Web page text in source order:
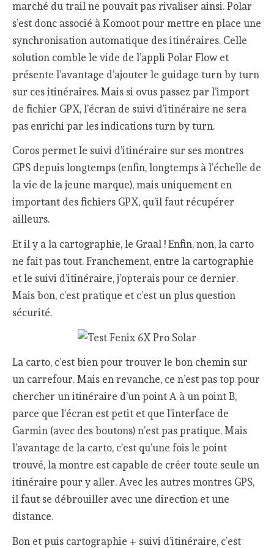
marché du trail ne pouvait pas rivaliser ainsi. Polar
s’est donc associé à Komoot pour mettre en place une
synchronisation automatique des itinéraires. Celle
solution comble le vide de l’appli Polar Flow et
présente l’avantage d’ajouter le guidage turn by turn
sur ces itinéraires. Mais si ovus passez par l’import
de fichier GPX, l’écran de suivi d’itinéraire ne sera
pas enrichi par les indications turn by turn.
Coros permet le suivi d’itinéraire sur ses montres
GPS depuis longtemps (enfin, longtemps à l’échelle de
la vie de la jeune marque), mais uniquement en
important des fichiers GPX, qu’il faut récupérer
ailleurs.
Et il y a la cartographie, le Graal ! Enfin, non, la carto
ne fait pas tout. Franchement, entre la cartographie
et le suivi d’itinéraire, j’opterais pour ce dernier.
Mais bon, c’est pratique et c’est un plus question
sécurité.
La carto, c’est bien pour trouver le bon chemin sur
un carrefour. Mais en revanche, ce n’est pas top pour
chercher un itinéraire d’un point A à un point B,
parce que l’écran est petit et que l’interface de
Garmin (avec des boutons) n’est pas pratique. Mais
l’avantage de la carto, c’est qu’une fois le point
trouvé, la montre est capable de créer toute seule un
itinéraire pour y aller. Avec les autres montres GPS,
il faut se débrouiller avec une direction et une
distance.
Bon et puis cartographie + suivi d’itinéraire, c’est